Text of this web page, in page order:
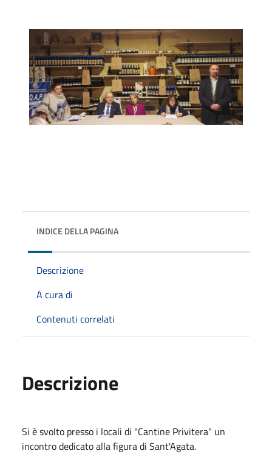
INDICE DELLA PAGINA
Descrizione
A cura di
Contenuti correlati
Descrizione
Si è svolto presso i locali di "Cantine Privitera" un
incontro dedicato alla figura di Sant'Agata.